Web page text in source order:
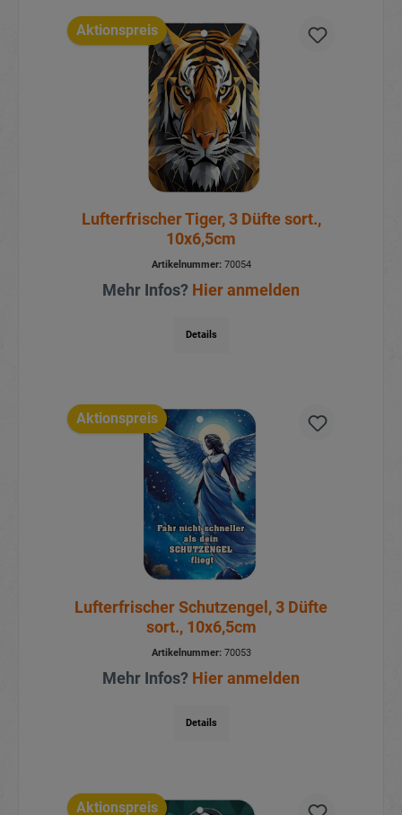
Aktionspreis
Lufterfrischer Tiger, 3 Düfte sort.,
10x6,5cm
Artikelnummer:70054
Mehr Infos? Hier anmelden
Details
Aktionspreis
Lufterfrischer Schutzengel, 3 Düfte
sort., 10x6,5cm
Artikelnummer:70053
Mehr Infos? Hier anmelden
Details
Aktionspreis